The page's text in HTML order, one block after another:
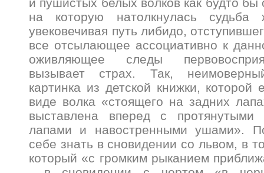
на которую натолкнулась судьба
увековечивая путь либидо,
все отсылающее ассоциативно к
оживляющее следы
вызывает страх. Так,
картинка из детской книжки, которой
виде волка «стоящего на задних
выставлена вперед с протянутыми
лапами и навостренными ушами».
себе знать в сновидении со львом, в
который «с громким рыканием